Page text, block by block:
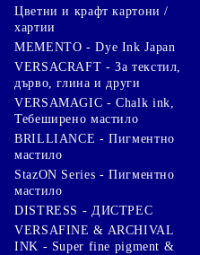
Цветни и крафт картони /
хартии
MEMENTO - Dye Ink Japan
VERSACRAFT - За текстил,
дърво, глина и други
VERSAMAGIC - Chalk ink,
Тебеширено мастило
BRILLIANCE - Пигментно
мастило
StazON Series - Пигментно
мастило
DISTRESS - ДИСТРЕС
VERSAFINE & ARCHIVAL
INK - Super fine pigment &